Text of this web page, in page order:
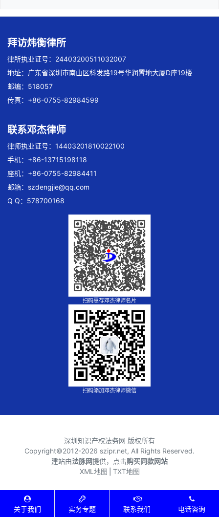
拜访炜衡律所
律所执业证号：24403200511032007
地址：广东省深圳市南山区科发路19号华润置地大厦D座19楼
邮编：518057
传真：+86-0755-82984599
联系邓杰律师
律师执业证号：14403201810022100
手机：+86-13715198118
座机：+86-0755-82984411
邮箱： szdengjie@qq.com
Q Q：578700168
扫码惠存邓杰律师名片
扫码添加邓杰律师微信
深圳知识产权法务网 版权所有
Copyright©2012-2026 szipr.net, All Rights Reserved.
建站由法脉网提供，点击购买同款网站
XML地图 TXT地图
关于我们 实务专题 联系我们 电话咨询